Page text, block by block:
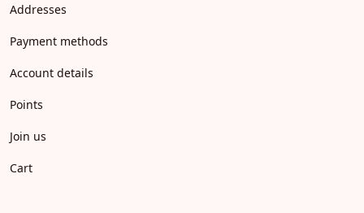
Addresses
Payment methods
Account details
Points
Join us
Cart